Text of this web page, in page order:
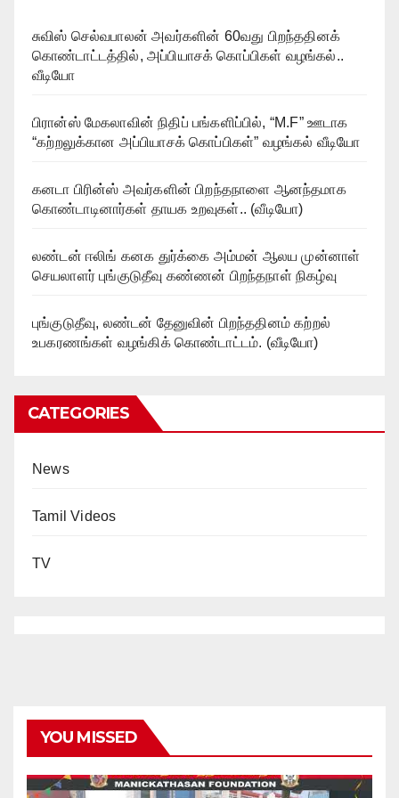
சுவிஸ் செல்வபாலன் அவர்களின் 60வது பிறந்ததினக்
கொண்டாட்டத்தில், அப்பியாசக் கொப்பிகள் வழங்கல்..
வீடியோ
பிரான்ஸ் மேகலாவின் நிதிப் பங்களிப்பில், “M.F” ஊடாக
“கற்றலுக்கான அப்பியாசக் கொப்பிகள்” வழங்கல் வீடியோ
கனடா பிரின்ஸ் அவர்களின் பிறந்தநாளை ஆனந்தமாக
கொண்டாடினார்கள் தாயக உறவுகள்.. (வீடியோ)
லண்டன் ஈலிங் கனக துர்க்கை அம்மன் ஆலய முன்னாள்
செயலாளர் புங்குடுதீவு கண்ணன் பிறந்தநாள் நிகழ்வு
புங்குடுதீவு, லண்டன் தேனுவின் பிறந்ததினம் கற்றல்
உபகரணங்கள் வழங்கிக் கொண்டாட்டம். (வீடியோ)
CATEGORIES
News
Tamil Videos
TV
YOU MISSED